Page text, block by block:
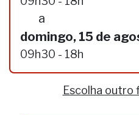
a
domingo, 15 de
09h30 - 18h
Escolha outro